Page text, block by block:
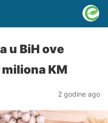
u BiH ove
KM
2 godine ago